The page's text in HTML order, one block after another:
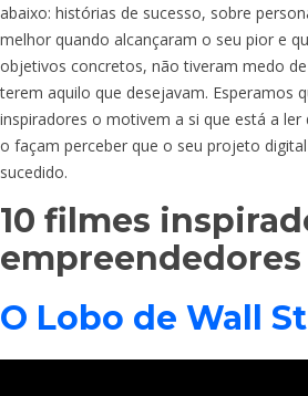
abaixo: histórias de sucesso, sobre
melhor quando alcançaram o seu pior e
objetivos concretos, não tiveram medo
terem aquilo que desejavam. Esperamos
inspiradores o motivem a si que está a ler
o façam perceber que o seu projeto
sucedido.
10 filmes
O Lobo de Wall